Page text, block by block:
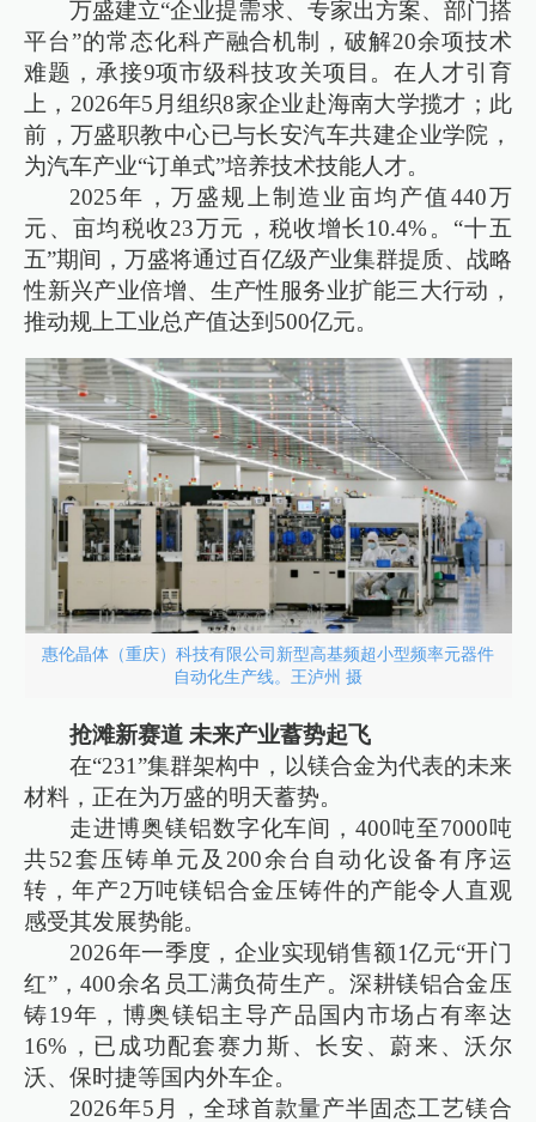
万盛建立“企业提需求、专家出方案、部门搭
平台”的常态化科产融合机制，破解20余项技术
难题，承接9项市级科技攻关项目。在人才引育
上，2026年5月组织8家企业赴海南大学揽才；此
前，万盛职教中心已与长安汽车共建企业学院，
为汽车产业“订单式”培养技术技能人才。
2025年，万盛规上制造业亩均产值440万
元、亩均税收23万元，税收增长10.4%。“十五
五”期间，万盛将通过百亿级产业集群提质、战略
性新兴产业倍增、生产性服务业扩能三大行动，
推动规上工业总产值达到500亿元。
惠伦晶体（重庆）科技有限公司新型高基频超小型频率元器件
自动化生产线。王泸州 摄
抢滩新赛道 未来产业蓄势起飞
在“231”集群架构中，以镁合金为代表的未来
材料，正在为万盛的明天蓄势。
走进博奥镁铝数字化车间，400吨至7000吨
共52套压铸单元及200余台自动化设备有序运
转，年产2万吨镁铝合金压铸件的产能令人直观
感受其发展势能。
2026年一季度，企业实现销售额1亿元“开门
红”，400余名员工满负荷生产。深耕镁铝合金压
铸19年，博奥镁铝主导产品国内市场占有率达
16%，已成功配套赛力斯、长安、蔚来、沃尔
沃、保时捷等国内外车企。
2026年5月，全球首款量产半固态工艺镁合